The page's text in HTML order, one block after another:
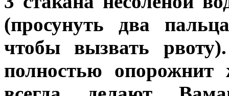
(просунуть два
чтобы вызвать
полностью